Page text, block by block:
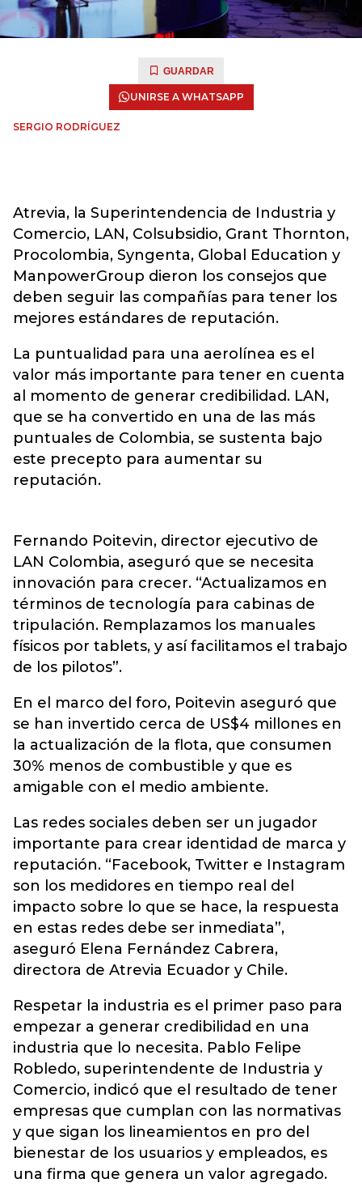
GUARDAR
UNIRSE A WHATSAPP
SERGIO RODRÍGUEZ
Atrevia, la Superintendencia de Industria y
Comercio, LAN, Colsubsidio, Grant Thornton,
Procolombia, Syngenta, Global Education y
ManpowerGroup dieron los consejos que
deben seguir las compañías para tener los
mejores estándares de reputación.
La puntualidad para una aerolínea es el
valor más importante para tener en cuenta
al momento de generar credibilidad. LAN,
que se ha convertido en una de las más
puntuales de Colombia, se sustenta bajo
este precepto para aumentar su
reputación.
Fernando Poitevin, director ejecutivo de
LAN Colombia, aseguró que se necesita
innovación para crecer. “Actualizamos en
términos de tecnología para cabinas de
tripulación. Remplazamos los manuales
físicos por tablets, y así facilitamos el trabajo
de los pilotos”.
En el marco del foro, Poitevin aseguró que
se han invertido cerca de US$4 millones en
la actualización de la flota, que consumen
30% menos de combustible y que es
amigable con el medio ambiente.
Las redes sociales deben ser un jugador
importante para crear identidad de marca y
reputación. “Facebook, Twitter e Instagram
son los medidores en tiempo real del
impacto sobre lo que se hace, la respuesta
en estas redes debe ser inmediata”,
aseguró Elena Fernández Cabrera,
directora de Atrevia Ecuador y Chile.
Respetar la industria es el primer paso para
empezar a generar credibilidad en una
industria que lo necesita. Pablo Felipe
Robledo, superintendente de Industria y
Comercio, indicó que el resultado de tener
empresas que cumplan con las normativas
y que sigan los lineamientos en pro del
bienestar de los usuarios y empleados, es
una firma que genera un valor agregado.